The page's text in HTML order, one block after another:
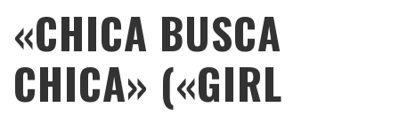
«CHICA BUSCA
CHICA» («GIRL